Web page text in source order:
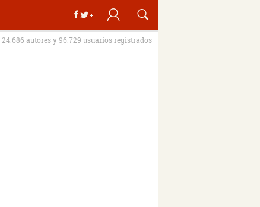
24.686 autores y 96.729 usuarios registrados